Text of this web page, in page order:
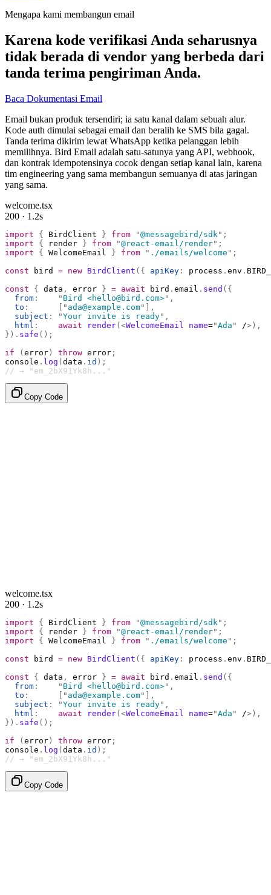
Mengapa kami membangun email
Karena kode verifikasi Anda seharusnya
tidak berada di vendor yang berbeda dari
tanda terima pengiriman Anda.
Baca Dokumentasi Email
Email bukan produk tersendiri; ia satu kanal dalam sebuah alur.
Kode auth dimulai sebagai email dan beralih ke SMS bila gagal.
Tanda terima dikirim lewat WhatsApp ketika pelanggan lebih
memilihnya. Bird Email adalah satu-satunya yang API, webhook,
dan kontrak idempotensinya cocok dengan setiap kanal lain, karena
tim engineering yang sama membangun semuanya di atas jaringan
yang sama.
welcome.tsx
200 · 1.2s
import { BirdClient } from "@messagebird/sdk" ;
import { render } from "@react-email/render" ;
import { WelcomeEmail } from " ./emails/welcome " ;
const bird = new BirdClient ({ apiKey : process . env .
const { data , error } = await bird . email . send ({
  from
:
    "
Bird <hello@bird.com>" ,
  to
: " ada@example.com"
],
  subject
: "Your invite is ready" ,
  html
:
    await
render(<WelcomeEmail name="Ada " />),
}). safe ();
if ( error ) throw error ;
console . log ( data . id );
// → "em_2bX91Yk8h..."
Copy Code
welcome.tsx
200 · 1.2s
import { BirdClient } from "@messagebird/sdk" ;
import { render } from "@react-email/render" ;
import { WelcomeEmail } from " ./emails/welcome " ;
const bird = new BirdClient ({ apiKey : process . env .
const { data , error } = await bird . email . send ({
  from
:
    "
Bird <hello@bird.com>" ,
  to
: " ada@example.com"
],
  subject
: "Your invite is ready" ,
  html
:
    await
render(<WelcomeEmail name="Ada " />),
}). safe ();
if ( error ) throw error ;
console . log ( data . id );
// → "em_2bX91Yk8h..."
Copy Code